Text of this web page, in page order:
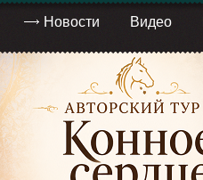
Новости Видео